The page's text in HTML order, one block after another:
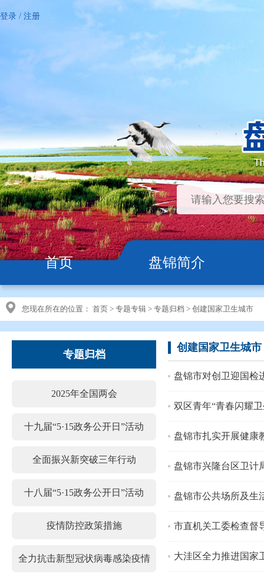
登录 / 注册
首页 盘锦简介
您现在所在的位置： 首页 > 专题专辑 > 专题归档 > 创建国家卫生城市
专题归档
2025年全国两会
十九届“5·15政务公开日”活动
全面振兴新突破三年行动
十八届“5·15政务公开日”活动
疫情防控政策措施
全力抗击新型冠状病毒感染疫情
创建国家卫生城市
盘锦市对创卫迎国检
双区青年“青春闪耀
盘锦市扎实开展健康
盘锦市兴隆台区卫计
盘锦市公共场所及生
市直机关工委检查督
大洼区全力推进国家